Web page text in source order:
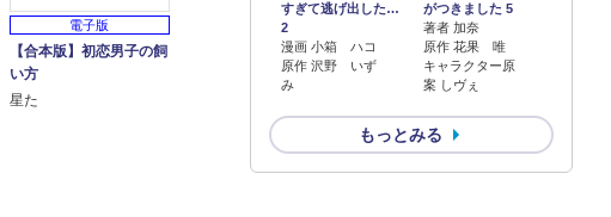
すぎて逃げ出した…
2
漫画 小箱 ハコ
原作 沢野 いず
み
がつきました 5
著者 加奈
原作 花果 唯
キャラクター原
案 しヴぇ
もっとみる
電子版
【合本版】初恋男子の飼
い方
星た